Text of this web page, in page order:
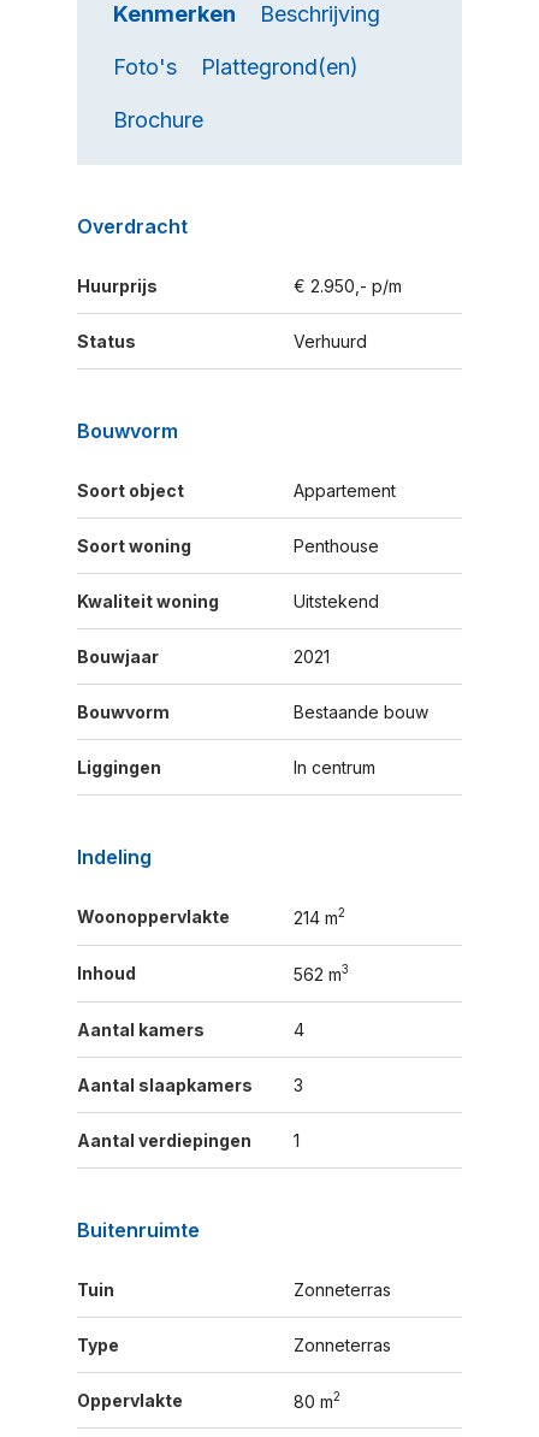
Kenmerken Beschrijving
Foto's Plattegrond(en)
Brochure
Overdracht
Huurprijs € 2.950,- p/m
Status Verhuurd
Bouwvorm
Soort object Appartement
Soort woning Penthouse
Kwaliteit woning Uitstekend
Bouwjaar 2021
Bouwvorm Bestaande bouw
Liggingen In centrum
Indeling
Woonoppervlakte 214 m2
Inhoud 562 m3
Aantal kamers 4
Aantal slaapkamers 3
Aantal verdiepingen 1
Buitenruimte
Tuin Zonneterras
Type Zonneterras
Oppervlakte 80 m2